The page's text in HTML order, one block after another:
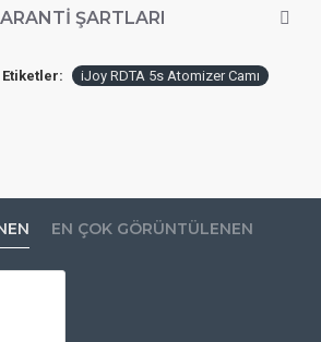
ŞARTLARI
Etiketler: iJoy RDTA 5s Atomizer Camı
EN ÇOK GÖRÜNTÜLENEN